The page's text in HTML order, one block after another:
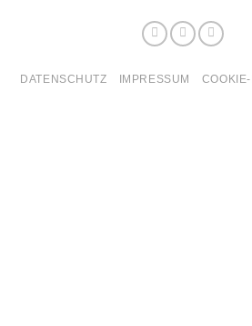
DATENSCHUTZ IMPRESSUM